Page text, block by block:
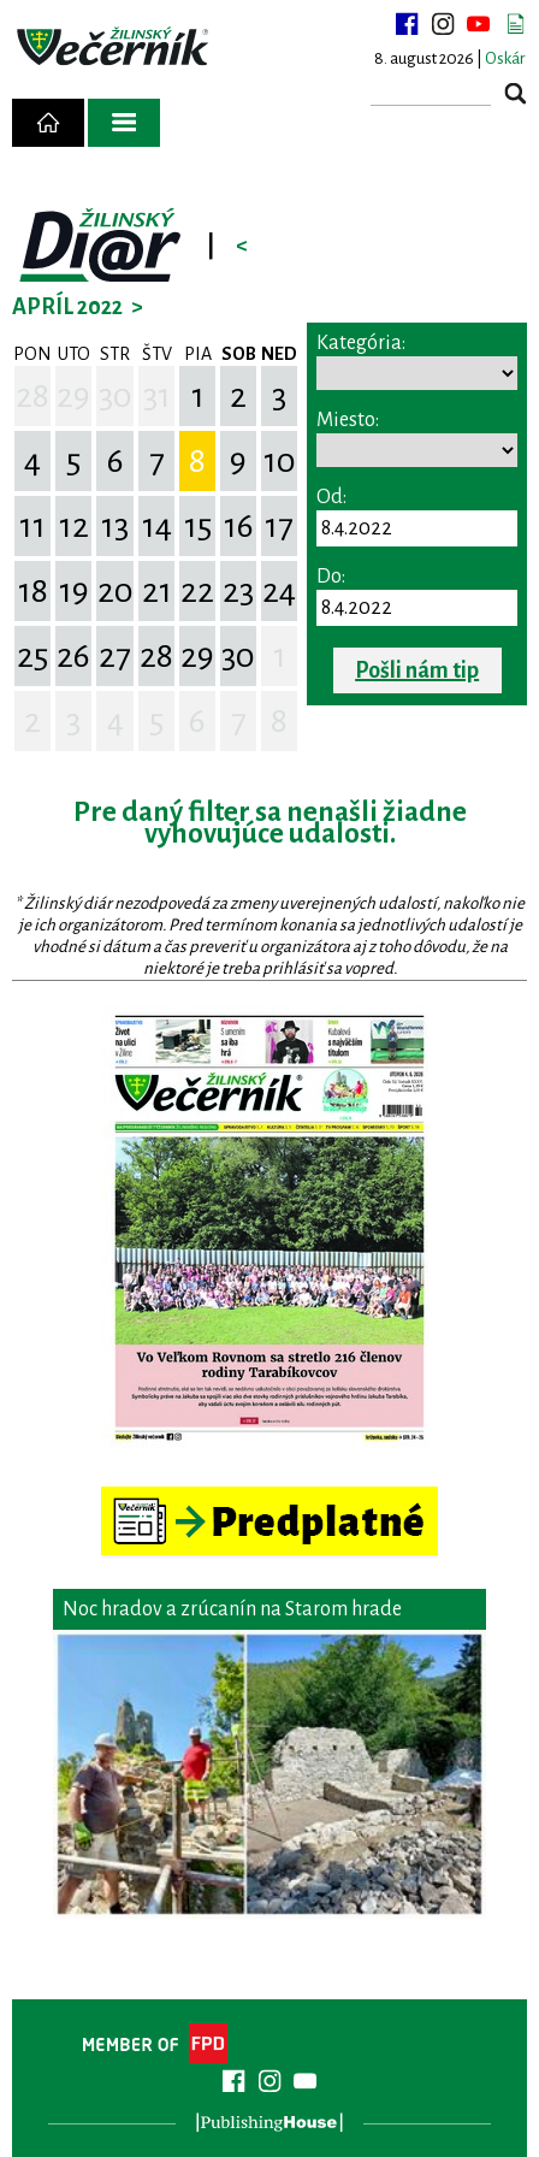
8. august 2026 | Oskár
<
APRÍL 2022 >
PON UTO STR ŠTV PIA SOB NED
1 2
3
4
5 6 7 8 9 10
11 12 13 14 15 16 17
18 19 20 21 22 23 24
25 26 27 28 29 30
Kategória:
Miesto:
Od:
Do:
Pošli nám tip
Pre daný filter sa nenašli žiadne
vyhovujúce udalosti.
* Žilinský diár nezodpovedá za zmeny uverejnených udalostí, nakoľko nie
je ich organizátorom. Pred termínom konania sa jednotlivých udalostí je
vhodné si dátum a čas preveriť u organizátora aj z toho dôvodu, že na
niektoré je treba prihlásiť sa vopred.
Noc hradov a zrúcanín na Starom hrade